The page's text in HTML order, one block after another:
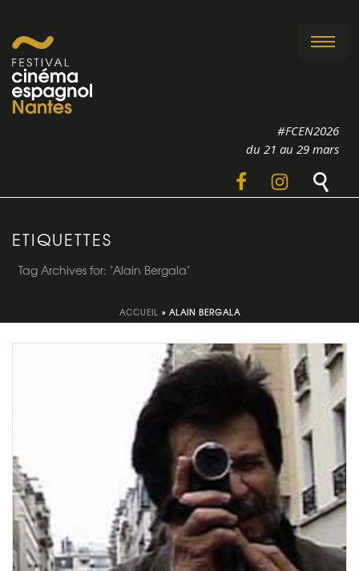
#FCEN2026
du 21 au 29 mars
ETIQUETTES
Tag Archives for: "Alain Bergala"
ACCUEIL » ALAIN BERGALA